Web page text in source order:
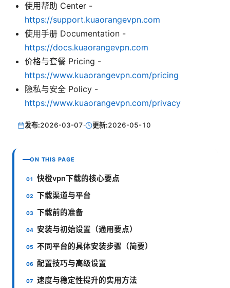
使用帮助 Center -
https://support.kuaorangevpn.com
使用手册 Documentation -
https://docs.kuaorangevpn.com
价格与套餐 Pricing -
https://www.kuaorangevpn.com/pricing
隐私与安全 Policy -
https://www.kuaorangevpn.com/privacy
发布:2026-03-07· 更新:2026-05-10
ON THIS PAGE
快橙vpn下载的核心要点
下载渠道与平台
下载前的准备
安装与初始设置（通用要点）
不同平台的具体安装步骤（简要）
配置技巧与高级设置
速度与稳定性提升的实用方法